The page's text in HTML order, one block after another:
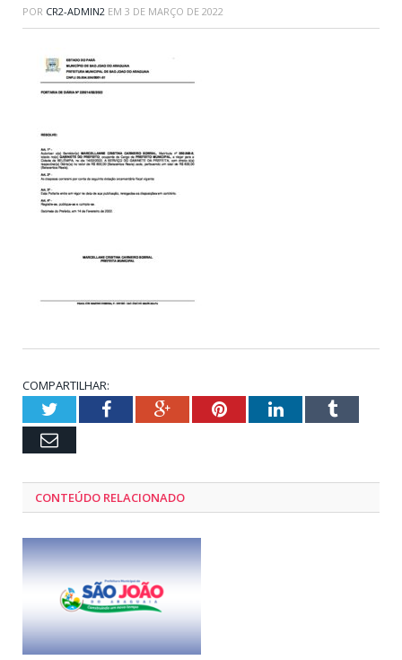
POR CR2-ADMIN2 EM 3 DE MARÇO DE 2022
COMPARTILHAR:
TwitterFacebookGoogle+PinterestLinkedInTumblr
Email
CONTEÚDO RELACIONADO